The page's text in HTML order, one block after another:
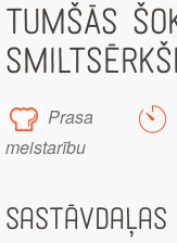
TUMŠĀS
Prasa
meistarību
Sastāvdaļas